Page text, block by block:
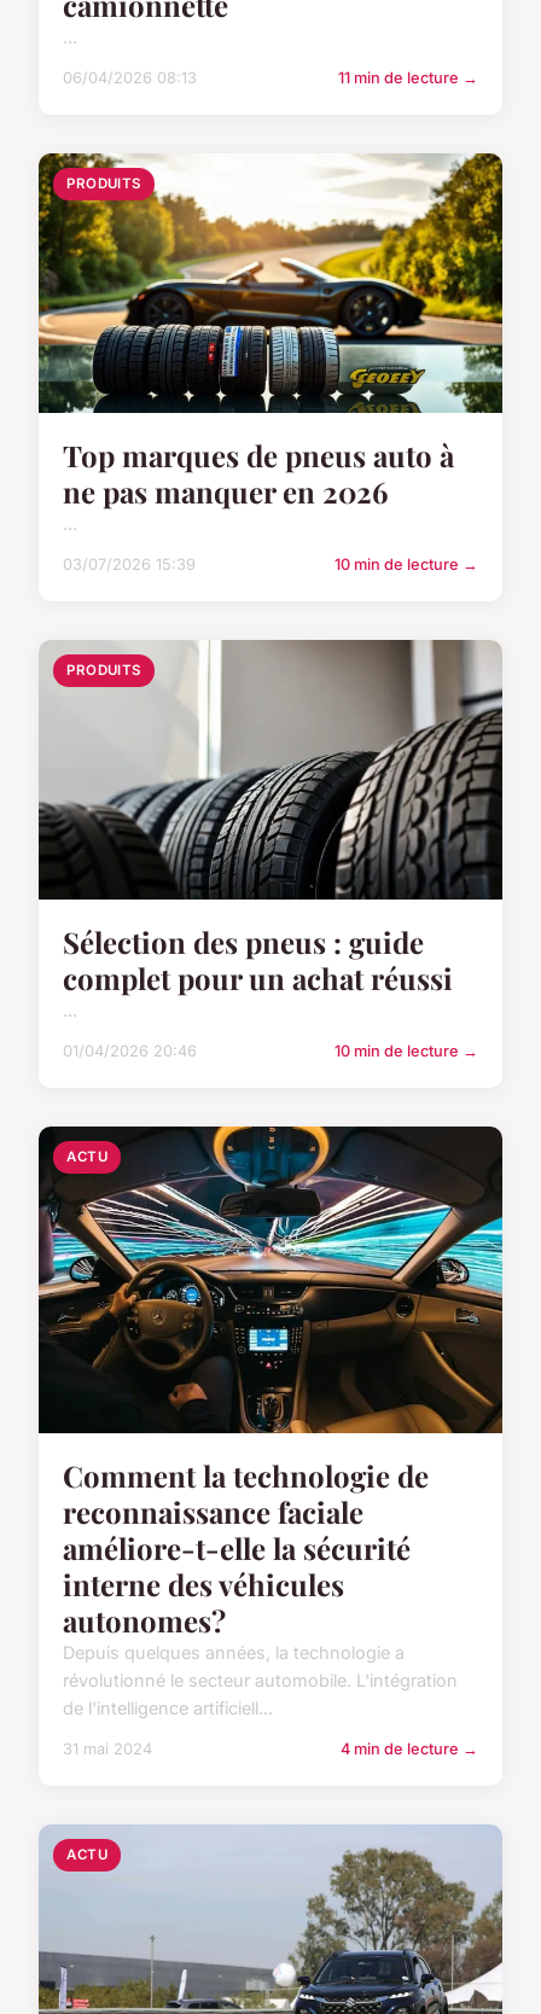
...
06/04/2026 08:13 11 min de lecture →
PRODUITS
Top marques de pneus auto à
ne pas manquer en 2026
...
03/07/2026 15:39 10 min de lecture →
PRODUITS
Sélection des pneus : guide
complet pour un achat réussi
...
01/04/2026 20:46 10 min de lecture →
ACTU
Comment la technologie de
reconnaissance faciale
améliore-t-elle la sécurité
interne des véhicules
autonomes?
Depuis quelques années, la technologie a
révolutionné le secteur automobile. L'intégration
de l'intelligence artificiell...
31 mai 2024 4 min de lecture →
ACTU